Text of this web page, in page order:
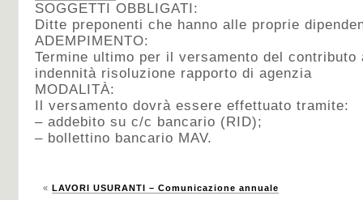
SOGGETTI OBBLIGATI:
Ditte preponenti che hanno alle proprie
ADEMPIMENTO:
Termine ultimo per il versamento del contributo
indennità risoluzione rapporto di agenzia
MODALITÀ:
Il versamento dovrà essere effettuato tramite:
– addebito su c/c bancario (RID);
– bollettino bancario MAV.
« LAVORI USURANTI – Comunicazione annuale